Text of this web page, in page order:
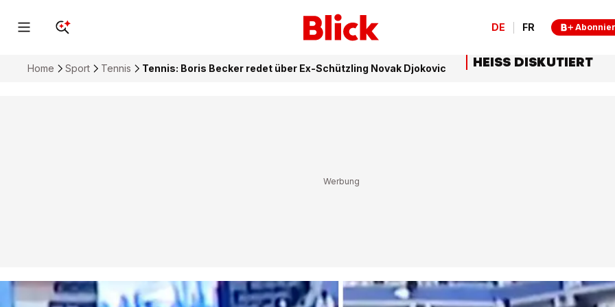
DE FR
Home Sport Tennis Tennis: Boris Becker redet über Ex-Schützling Novak Djokovic HEISS DISKUTIERT